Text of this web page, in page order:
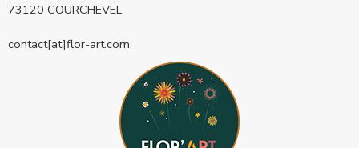
73120 COURCHEVEL
contact[at]flor-art.com